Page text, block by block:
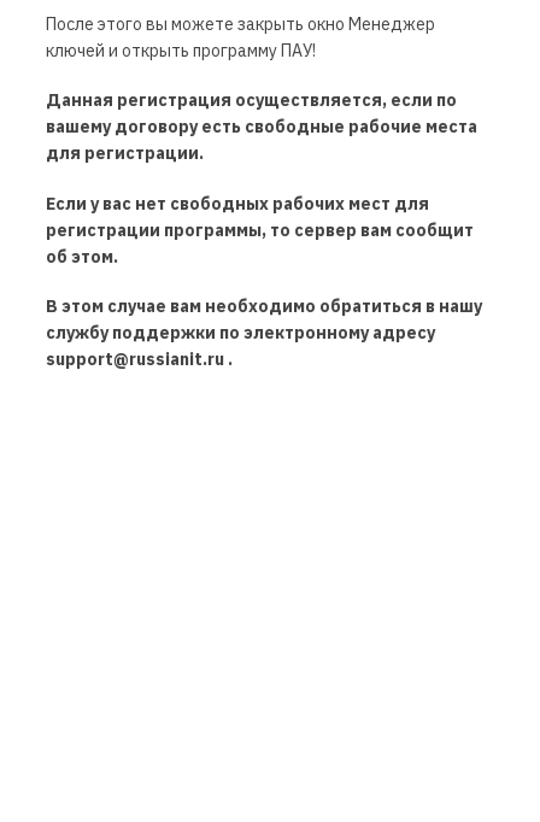
После этого вы можете закрыть окно Менеджер
ключей и открыть программу ПАУ!
Данная регистрация осуществляется, если по
вашему договоруесть свободные рабочие места
для регистрации.
Если у вас нет свободных рабочих мест для
регистрации программы, то сервер вам сообщит
об этом.
В этом случае вам необходимо обратиться в нашу
службу поддержки по электронному адресу
support@russianit.ru .